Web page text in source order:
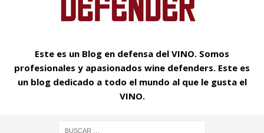
Este es un Blog en defensa del VINO. Somos
profesionales y apasionados wine defenders. Este es
un blog dedicado a todo el mundo al que le gusta el
VINO.